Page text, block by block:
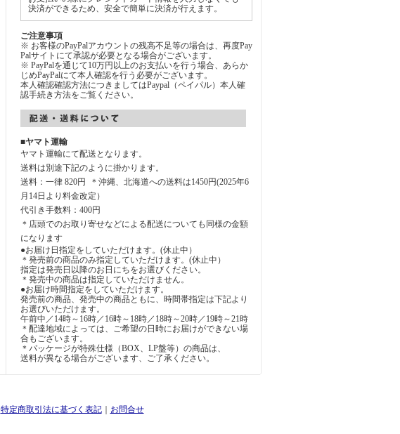
決済ができるため、安全で簡単に決済が行えます。
ご注意事項
※ お客様のPayPalアカウントの残高不足等の場合は、再度Pay
Palサイトにて承認が必要となる場合がございます。
※ PayPalを通じて10万円以上のお支払いを行う場合、あらか
じめPayPalにて本人確認を行う必要がございます。
本人確認確認方法につきましてはPaypal（ペイパル）本人確
認手続き方法をご覧ください。
■ヤマト運輸
ヤマト運輸にて配送となります。
送料は別途下記のように掛かります。
送料：一律 820円 ＊沖縄、北海道への送料は1450円(2025年6
月14日より料金改定）
代引き手数料：400円
＊店頭でのお取り寄せなどによる配送についても同様の金額
になります
●お届け日指定をしていただけます。(休止中）
＊発売前の商品のみ指定していただけます。(休止中）
指定は発売日以降のお日にちをお選びください。
＊発売中の商品は指定していただけません。
●お届け時間指定をしていただけます。
発売前の商品、発売中の商品ともに、時間帯指定は下記より
お選びいただけます。
午前中／14時～16時／16時～18時／18時～20時／19時～21時
＊配達地域によっては、ご希望の日時にお届けができない場
合もございます。
＊パッケージが特殊仕様（BOX、LP盤等）の商品は、
送料が異なる場合がございます、ご了承ください。
特定商取引法に基づく表記｜ お問合せ